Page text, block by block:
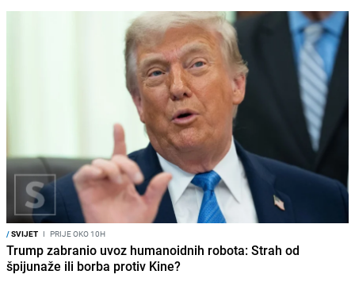
/SVIJET I PRIJE OKO 10H
Trump zabranio uvoz humanoidnih robota: Strah od
špijunaže ili borba protiv Kine?